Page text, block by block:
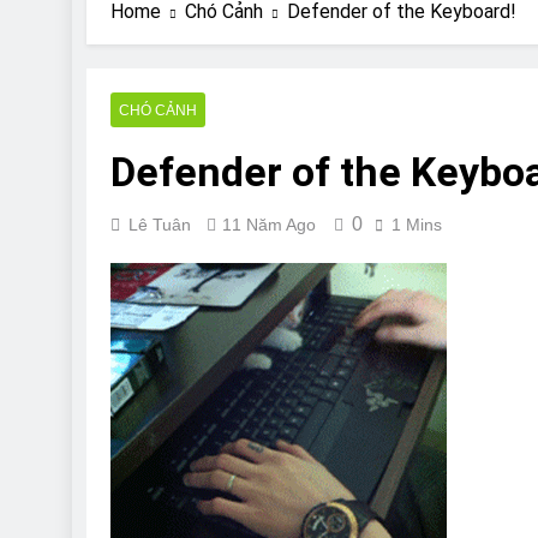
Are Bulldogs
7 Năm Ago
Can Bulldogs
7 Năm Ago
Home Chó Cảnh Defender of the Keyboard!
CHÓ CẢNH
Defender of the
Lê Tuân 11 Năm Ago 0 1 Mins